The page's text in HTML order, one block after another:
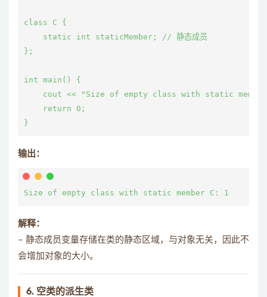
class C {
    static int staticMember; // 静态成员
};
int main() {
cout << "Size of empty class with static
    return 0;
输出：
解释：
– 静态成员变量存储在类的静态区域，与对象无关，因此不
会增加对象的大小。
6. 空类的派生类